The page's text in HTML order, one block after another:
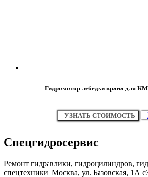
Гидромотор лебедки крана для
УЗНАТЬ СТОИМОСТЬ
Спецгидросервис
Ремонт гидравлики, гидроцилиндров,
спецтехники. Москва, ул. Базовская, 1А